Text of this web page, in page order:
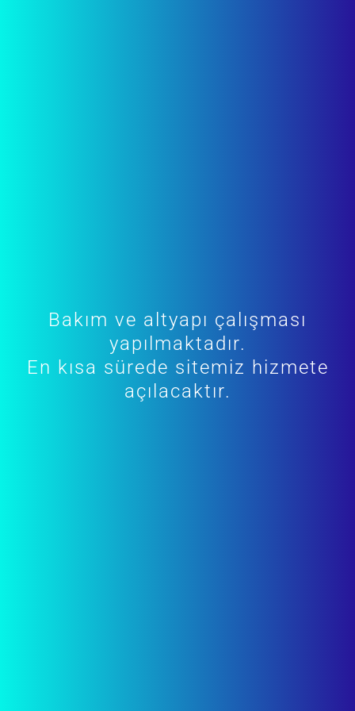
Bakım ve altyapı çalışması
yapılmaktadır.
En kısa sürede sitemiz hizmete
açılacaktır.